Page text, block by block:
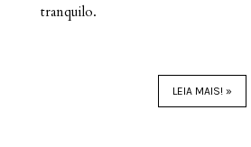
tranquilo.
LEIA MAIS! »